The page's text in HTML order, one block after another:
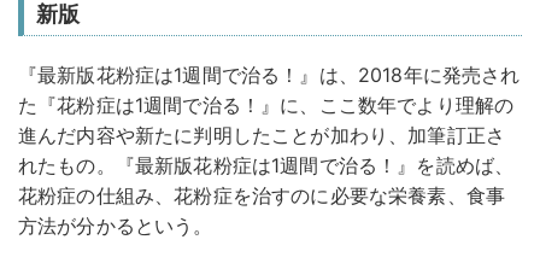
新版
『最新版花粉症は1週間で治る！』は、2018年に発売され
た『花粉症は1週間で治る！』に、ここ数年でより理解の
進んだ内容や新たに判明したことが加わり、加筆訂正さ
れたもの。『最新版花粉症は1週間で治る！』を読めば、
花粉症の仕組み、花粉症を治すのに必要な栄養素、食事
方法が分かるという。